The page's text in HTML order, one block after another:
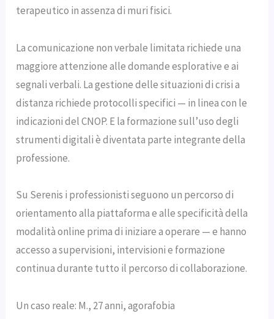
terapeutico in assenza di muri fisici.
La comunicazione non verbale limitata richiede una
maggiore attenzione alle domande esplorative e ai
segnali verbali. La gestione delle situazioni di crisi a
distanza richiede protocolli specifici — in linea con le
indicazioni del CNOP. E la formazione sull’uso degli
strumenti digitali è diventata parte integrante della
professione.
Su Serenis i professionisti seguono un percorso di
orientamento alla piattaforma e alle specificità della
modalità online prima di iniziare a operare — e hanno
accesso a supervisioni, intervisioni e formazione
continua durante tutto il percorso di collaborazione.
Un caso reale: M., 27 anni, agorafobia